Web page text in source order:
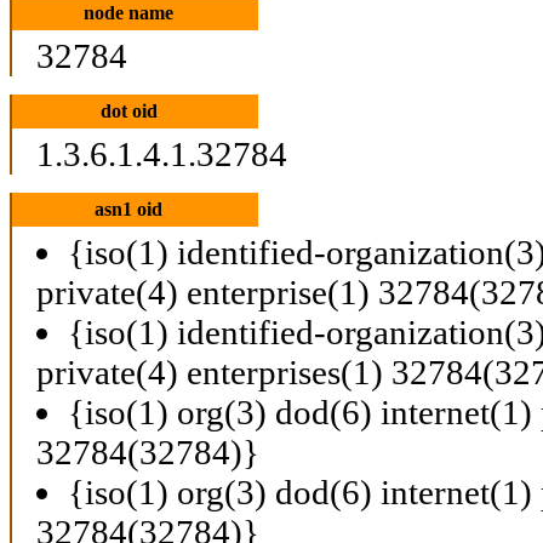
node name
32784
dot oid
1.3.6.1.4.1.32784
asn1 oid
{iso(1) identified-
private(4) enterprise(1)
{iso(1) identified-
private(4) enterprises(1)
{iso(1) org(3) dod(6) internet(1)
32784(32784)}
{iso(1) org(3) dod(6) internet(1)
32784(32784)}